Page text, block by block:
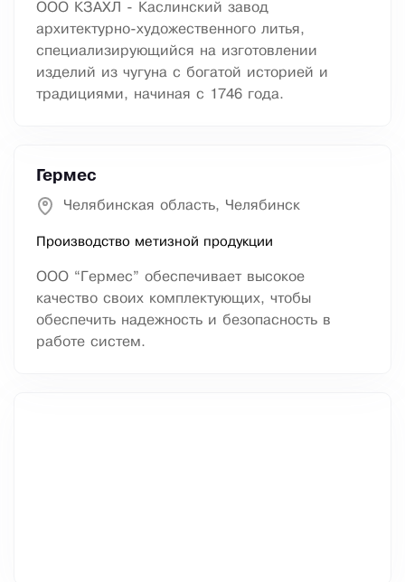
ООО КЗАХЛ - Каслинский завод
архитектурно-художественного литья,
специализирующийся на изготовлении
изделий из чугуна с богатой историей и
традициями, начиная с 1746 года.
Гермес
Челябинская область, Челябинск
Производство метизной продукции
ООО “Гермес” обеспечивает высокое
качество своих комплектующих, чтобы
обеспечить надежность и безопасность в
работе систем.